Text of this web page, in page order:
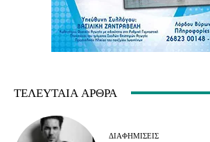
ΤΕΛΕΥΤΑΊΑ ΆΡΘΡΑ
ΔΙΑΦΗΜΊΣΕΙΣ